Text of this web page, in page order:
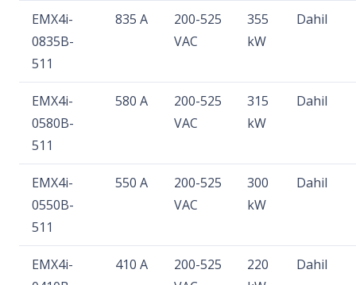
EMX4i-
0835B-
511
835 A
200-525
VAC
355
kW
Dahil
EMX4i-
0580B-
511
580 A
200-525
VAC
315
kW
Dahil
EMX4i-
0550B-
511
550 A
200-525
VAC
300
kW
Dahil
EMX4i-
410 A
200-525
220
Dahil